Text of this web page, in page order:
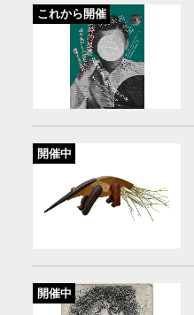
これから開催
開催中
開催中